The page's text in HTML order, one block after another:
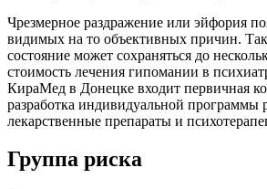
Чрезмерное раздражение или эйфория
видимых на то объективных причин.
состояние может сохраняться до
стоимость лечения гипомании в
КираМед в Донецке входит первичная
разработка индивидуальной программы
лекарственные препараты и
Группа риска